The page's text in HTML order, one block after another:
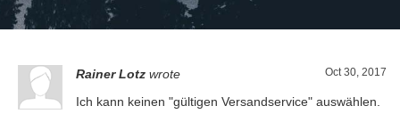
Oct 30, 2017
Rainer Lotz wrote
Ich kann keinen "gültigen Versandservice" auswählen.